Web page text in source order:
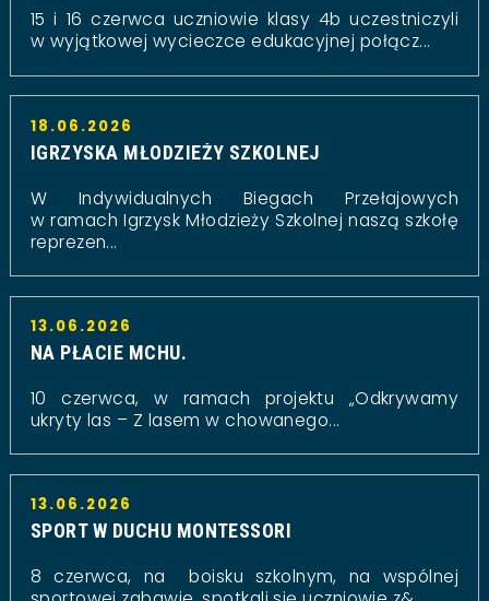
15 i 16 czerwca uczniowie klasy 4b uczestniczyli
w wyjątkowej wycieczce edukacyjnej połącz...
18.06.2026
IGRZYSKA MŁODZIEŻY SZKOLNEJ
W Indywidualnych Biegach Przełajowych
w ramach Igrzysk Młodzieży Szkolnej naszą szkołę
reprezen...
13.06.2026
NA PŁACIE MCHU.
10 czerwca, w ramach projektu „Odkrywamy
ukryty las – Z lasem w chowanego...
13.06.2026
SPORT W DUCHU MONTESSORI
8 czerwca, na boisku szkolnym, na wspólnej